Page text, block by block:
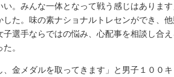
。みんな一体となって戦う感じはあります
た。味の素ナショナルトレセンができ、
選手ならではの悩み、心配事を相談し合え
。
金メダルを取ってきます」と男子１００キ